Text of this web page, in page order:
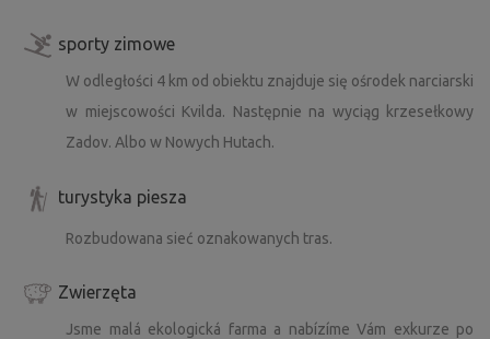
sporty zimowe
W odległości 4 km od obiektu znajduje się ośrodek narciarski
w miejscowości Kvilda. Następnie na wyciąg krzesełkowy
Zadov. Albo w Nowych Hutach.
turystyka piesza
Rozbudowana sieć oznakowanych tras.
Zwierzęta
Jsme malá ekologická farma a nabízíme Vám exkurze po